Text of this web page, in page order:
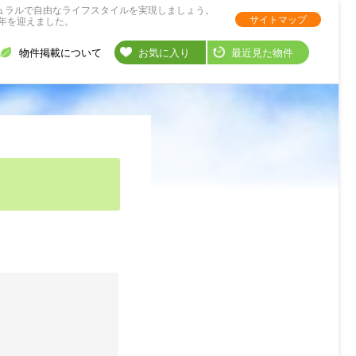
ルで自由なライフスタイルを実現しましょう。
迎えました。
サイトマップ
物件掲載について お気に入り 最近見た物件